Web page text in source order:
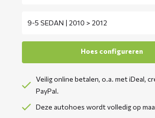
Veilig online betalen, o.a. met iDeal,
PayPal.
Deze autohoes wordt volledig op